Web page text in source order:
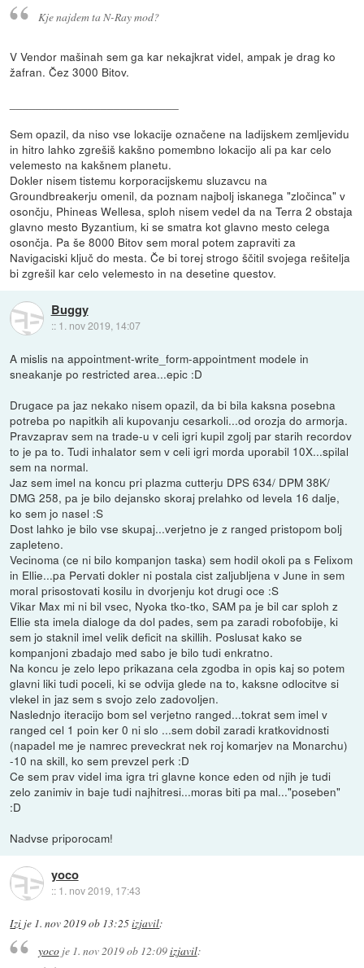
Kje najdem ta N-Ray mod?
V Vendor mašinah sem ga kar nekajkrat videl, ampak je drag ko
žafran. Čez 3000 Bitov.
Sem opazil, da niso vse lokacije označene na ladijskem zemljevidu
in hitro lahko zgrešiš kakšno pomembno lokacijo ali pa kar celo
velemesto na kakšnem planetu.
Dokler nisem tistemu korporacijskemu sluzavcu na
Groundbreakerju omenil, da poznam najbolj iskanega "zločinca" v
osončju, Phineas Wellesa, sploh nisem vedel da na Terra 2 obstaja
glavno mesto Byzantium, ki se smatra kot glavno mesto celega
osončja. Pa še 8000 Bitov sem moral potem zapraviti za
Navigaciski ključ do mesta. Če bi torej strogo ščitil svojega rešitelja
bi zgrešil kar celo velemesto in na desetine questov.
Buggy
:: 1. nov 2019, 14:07
A mislis na appointment-write_form-appointment modele in
sneakanje po restricted area...epic :D
Drugace pa jaz nekako nisem opazil, da bi bila kaksna posebna
potreba po napitkih ali kupovanju cesarkoli...od orozja do armorja.
Pravzaprav sem na trade-u v celi igri kupil zgolj par starih recordov
to je pa to. Tudi inhalator sem v celi igri morda uporabil 10X...spilal
sem na normal.
Jaz sem imel na koncu pri plazma cutterju DPS 634/ DPM 38K/
DMG 258, pa je bilo dejansko skoraj prelahko od levela 16 dalje,
ko sem jo nasel :S
Dost lahko je bilo vse skupaj...verjetno je z ranged pristopom bolj
zapleteno.
Vecinoma (ce ni bilo kompanjon taska) sem hodil okoli pa s Felixom
in Ellie...pa Pervati dokler ni postala cist zaljubljena v June in sem
moral prisostovati kosilu in dvorjenju kot drugi oce :S
Vikar Max mi ni bil vsec, Nyoka tko-tko, SAM pa je bil car sploh z
Ellie sta imela dialoge da dol pades, sem pa zaradi robofobije, ki
sem jo staknil imel velik deficit na skillih. Poslusat kako se
kompanjoni zbadajo med sabo je bilo tudi enkratno.
Na koncu je zelo lepo prikazana cela zgodba in opis kaj so potem
glavni liki tudi poceli, ki se odvija glede na to, kaksne odlocitve si
vlekel in jaz sem s svojo zelo zadovoljen.
Naslednjo iteracijo bom sel verjetno ranged...tokrat sem imel v
ranged cel 1 poin ker 0 ni slo ...sem dobil zaradi kratkovidnosti
(napadel me je namrec preveckrat nek roj komarjev na Monarchu)
-10 na skill, ko sem prevzel perk :D
Ce sem prav videl ima igra tri glavne konce eden od njih je tudi
zelo zanimiv in baje tudi najhitresi...moras biti pa mal..."poseben"
:D
Nadvse priporocam!
yoco
:: 1. nov 2019, 17:43
Izi je 1. nov 2019 ob 13:25izjavil:
yocoje 1. nov 2019 ob 12:09izjavil: